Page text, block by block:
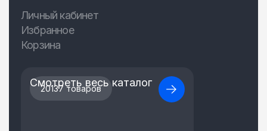
Личный кабинет
Избранное
Корзина
20137 товаров
Смотреть весь каталог